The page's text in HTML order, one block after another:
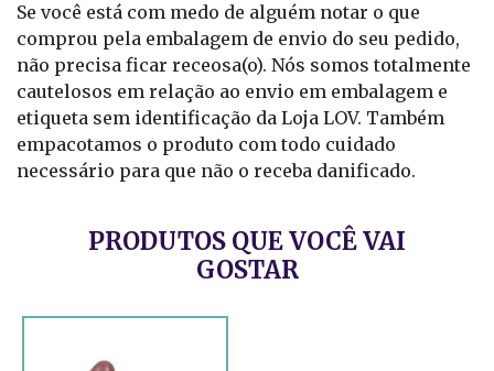
Se você está com medo de alguém notar o que
comprou pela embalagem de envio do seu pedido,
não precisa ficar receosa(o). Nós somos totalmente
cautelosos em relação ao envio em embalagem e
etiqueta sem identificação da Loja LOV. Também
empacotamos o produto com todo cuidado
necessário para que não o receba danificado.
PRODUTOS QUE VOCÊ VAI
GOSTAR